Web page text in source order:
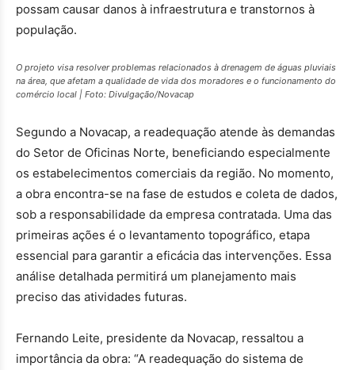
possam causar danos à infraestrutura e transtornos à
população.
O projeto visa resolver problemas relacionados à drenagem de águas pluviais
na área, que afetam a qualidade de vida dos moradores e o funcionamento do
comércio local | Foto: Divulgação/Novacap
Segundo a Novacap, a readequação atende às demandas
do Setor de Oficinas Norte, beneficiando especialmente
os estabelecimentos comerciais da região. No momento,
a obra encontra-se na fase de estudos e coleta de dados,
sob a responsabilidade da empresa contratada. Uma das
primeiras ações é o levantamento topográfico, etapa
essencial para garantir a eficácia das intervenções. Essa
análise detalhada permitirá um planejamento mais
preciso das atividades futuras.
Fernando Leite, presidente da Novacap, ressaltou a
importância da obra: “A readequação do sistema de